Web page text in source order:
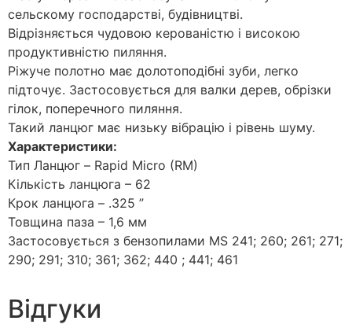
сeльскому господарстві, будівництві.
Відрізняється чудовою керованістю і високою
продуктивністю пиляння.
Ріжуче полотно має долотоподібні зуби, легко
підточує. Застосовується для валки дерев, обрізки
гілок, поперечного пиляння.
Такий ланцюг має низьку вібрацію і рівень шуму.
Характеристики:
Тип Ланцюг – Rapid Micro (RM)
Кількість ланцюга – 62
Крок ланцюга – .325 ”
Товщина пaза – 1,6 мм
Застосовується з бензопилами MS 241; 260; 261; 271;
290; 291; 310; 361; 362; 440 ; 441; 461
Відгуки